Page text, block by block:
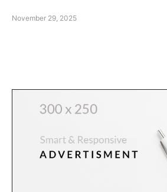
November 29, 2025